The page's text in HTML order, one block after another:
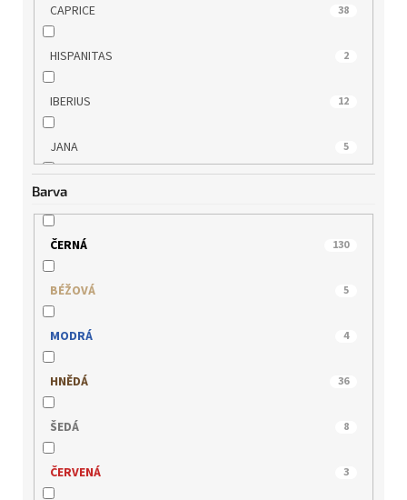
CAPRICE 38
HISPANITAS 2
IBERIUS 12
JANA 5
MARCO TOZZI
PICCADILLY 3
QUO VADIS 7
REGARDE LE CIEL 6
REMONTE 5
RIEKER 24
s.OLIVER 3
Barva
ČERNÁ 130
BÉŽOVÁ 5
MODRÁ 4
HNĚDÁ 36
ŠEDÁ 8
ČERVENÁ 3